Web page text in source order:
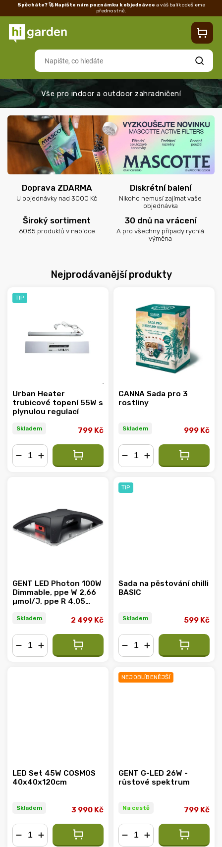
Spěcháte? 🚀 Napište nám poznámku k objednávce a váš balík odešleme
přednostně.
Vrácení/reklamace
Hledat
Doprava ZDARMA
U objednávky nad 3000 Kč
Diskrétní balení
Nikoho nemusí zajímat vaše
objednávka
Široký sortiment
6085 produktů v nabídce
30 dnů na vrácení
A pro všechny případy rychlá
výměna
Nejprodávanější produkty
TIP
Urban Heater
trubicové topení 55W s
plynulou regulací
Skladem 799 Kč
CANNA Sada pro 3
rostliny
Skladem 999 Kč
GENT LED Photon 100W
Dimmable, ppe W 2,66
µmol/J, ppe R 4,05
Skladem 2 499 Kč
TIP
Sada na pěstování chilli
BASIC
Skladem 599 Kč
LED Set 45W COSMOS
40x40x120cm
Skladem 3 990 Kč
NEJOBLÍBENĚJŠÍ
GENT G-LED 26W -
růstové spektrum
Na cestě 799 Kč